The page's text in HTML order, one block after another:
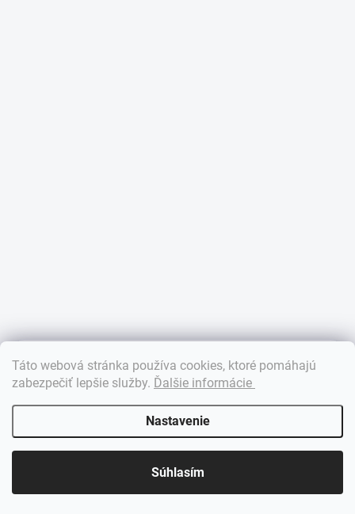
Táto webová stránka používa cookies, ktoré pomáhajú
zabezpečiť lepšie služby. Ďalšie informácie
Nastavenie
Súhlasím
Dobrý deň! 👋 Pomôžem vám nájsť správny diel. Napíšte mi.